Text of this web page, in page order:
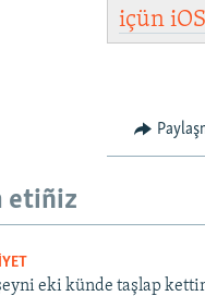
içüniOS
etiñiz
eki künde taşlap